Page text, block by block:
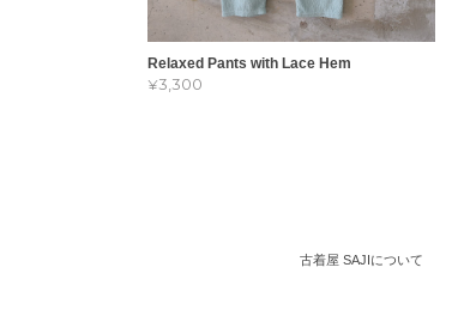
Relaxed Pants with Lace Hem
¥3,300
古着屋 SAJIについて